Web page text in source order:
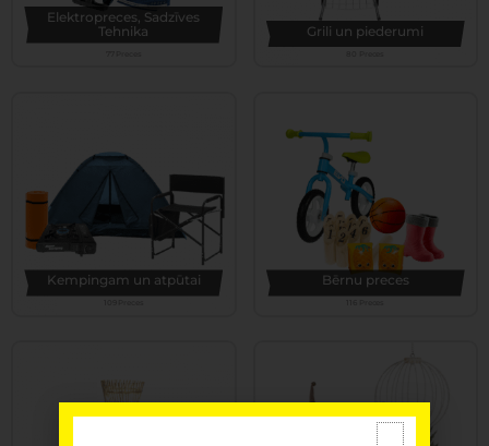
Elektropreces, Sadzīves
Tehnika
Grili un piederumi
Kempingam un atpūtai Bērnu preces